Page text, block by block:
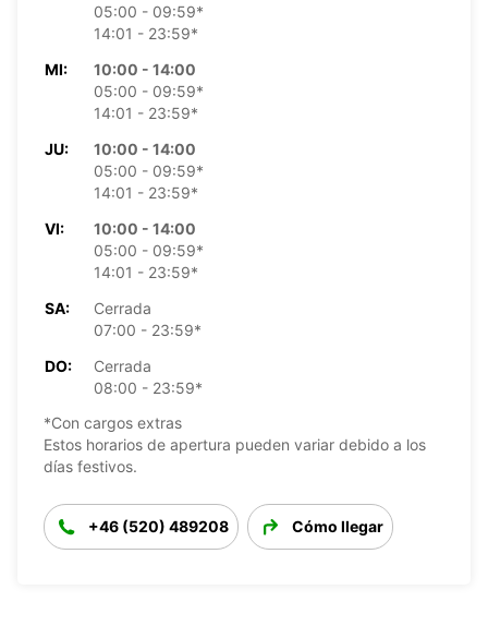
05:00 - 09:59*
14:01 - 23:59*
MI:
10:00 - 14:00
05:00 - 09:59*
14:01 - 23:59*
JU:
10:00 - 14:00
05:00 - 09:59*
14:01 - 23:59*
VI:
10:00 - 14:00
05:00 - 09:59*
14:01 - 23:59*
SA:
Cerrada
07:00 - 23:59*
DO:
Cerrada
08:00 - 23:59*
*Con cargos extras
Estos horarios de apertura pueden variar debido a los
días festivos.
+46 (520) 489208 Cómo llegar